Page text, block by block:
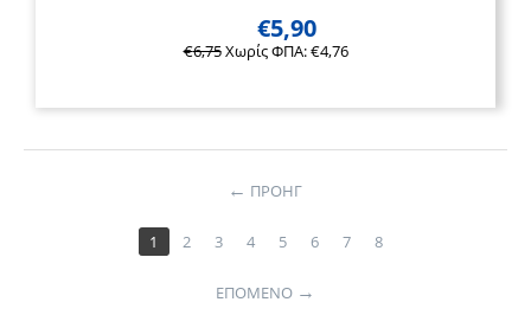
€6,75
€5,90
Χωρίς ΦΠΑ:€4,76
ΠΡΟΗΓ
1 2 3 4 5 6 7 8
ΕΠΟΜΕΝΟ